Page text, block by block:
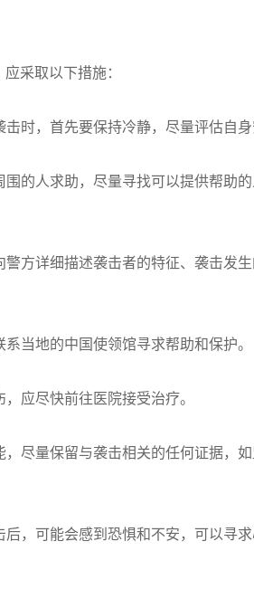
采取以下措施‌：
，首先要保持冷静，尽量评估自身
人求助，尽量寻找可以提供帮助的
详细描述袭击者的特征、袭击发生
地的中国使领馆寻求帮助和保护。
应尽快前往医院接受治疗。
量保留与袭击相关的任何证据，如
可能会感到恐惧和不安，可以寻求